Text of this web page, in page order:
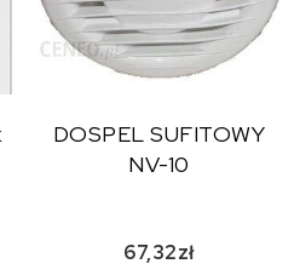
DOSPEL SUFITOWY
NV-10
67,32zł